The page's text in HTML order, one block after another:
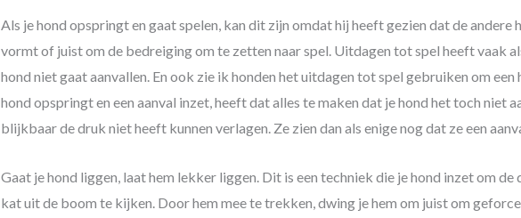
Als je hond opspringt en gaat spelen, kan dit zijn omdat hij heeft gezien dat de andere
vormt of juist om de bedreiging om te zetten naar spel. Uitdagen tot spel heeft vaak
hond niet gaat aanvallen. En ook zie ik honden het uitdagen tot spel gebruiken om een
hond opspringt en een aanval inzet, heeft dat alles te maken dat je hond het toch niet
blijkbaar de druk niet heeft kunnen verlagen. Ze zien dan als enige nog dat ze een
Gaat je hond liggen, laat hem lekker liggen. Dit is een techniek die je hond inzet om de
kat uit de boom te kijken. Door hem mee te trekken, dwing je hem om juist om